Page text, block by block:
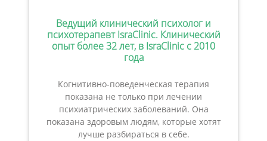
Ведущий клинический психолог и
психотерапевт IsraClinic. Клинический
опыт более 32 лет, в IsraClinic с 2010
года
Когнитивно-поведенческая терапия
показана не только при лечении
психиатрических заболеваний. Она
показана здоровым людям, которые хотят
лучше разбираться в себе.